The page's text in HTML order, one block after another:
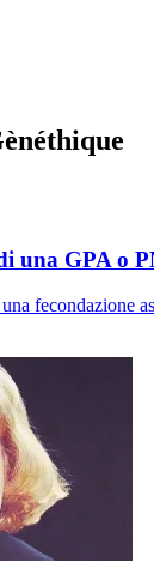
una GPA o
fecondazione